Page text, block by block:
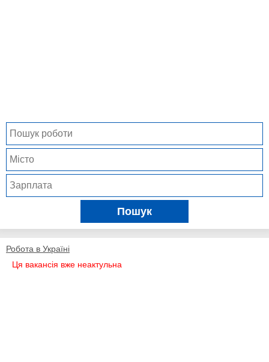
Пошук
Робота в Україні
Ця вакансія вже неактульна